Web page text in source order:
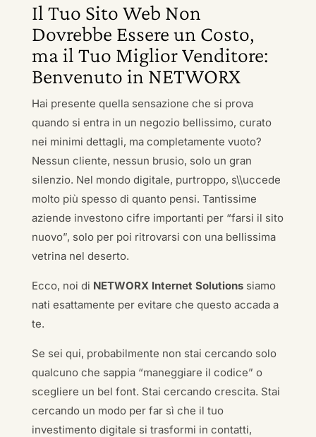
Il Tuo Sito Web Non
Dovrebbe Essere un Costo,
ma il Tuo Miglior Venditore:
Benvenuto in NETWORX
Hai presente quella sensazione che si prova
quando si entra in un negozio bellissimo, curato
nei minimi dettagli, ma completamente vuoto?
Nessun cliente, nessun brusio, solo un gran
silenzio. Nel mondo digitale, purtroppo, s\\uccede
molto più spesso di quanto pensi. Tantissime
aziende investono cifre importanti per “farsi il sito
nuovo”, solo per poi ritrovarsi con una bellissima
vetrina nel deserto.
Ecco, noi di NETWORX Internet Solutionssiamo
nati esattamente per evitare che questo accada a
te.
Se sei qui, probabilmente non stai cercando solo
qualcuno che sappia “maneggiare il codice” o
scegliere un bel font. Stai cercando crescita. Stai
cercando un modo per far sì che il tuo
investimento digitale si trasformi in contatti,